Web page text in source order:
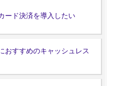
ード決済を導入したい
おすすめのキャッシュレス